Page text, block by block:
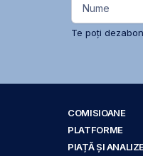
Nume
Te poți
COMISIOANE
PLATFORME
PIAȚĂ ȘI